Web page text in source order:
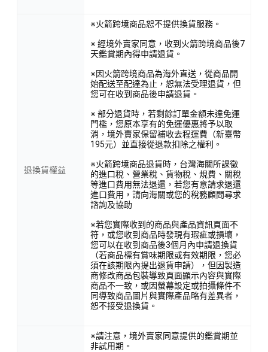
退換貨權益
※火箭跨境商品恕不提供換貨服務。
※ 經境外賣家同意，收到火箭跨境商品後7
天鑑賞期內得申請退貨。
※因火箭跨境商品為海外直送，從商品開
始配送至配達為止，恕無法受理退貨，但
您可在收到商品後申請退貨。
※ 部分退貨時，若剩餘訂單金額未達免運
門檻，您原本享有的免運優惠將予以取
消，境外賣家保留補收去程運費（新臺幣
195元）並直接從退款扣除之權利。
※火箭跨境商品退貨時，台灣海關所課徵
的進口稅、營業稅、貨物稅、規費、關稅
等進口費用無法退還，若您有意請求退還
進口費用，請向海關或您的稅務顧問尋求
諮詢及協助
※若您實際收到的商品與產品資訊頁面不
符，或您收到商品時發現有瑕疵或損壞，
您可以在收到商品後3個月內申請退換貨
（若商品標有賞味期限或有效期限，您必
須在該期限內提出退貨申請），但因製造
商修改商品包裝導致頁面顯示內容與實際
商品不一致，或因螢幕設定或拍攝條件不
同導致商品圖片與實際產品略有差異者，
恕不接受退換貨。
※請注意，境外賣家同意提供的鑑賞期並
非試用期。